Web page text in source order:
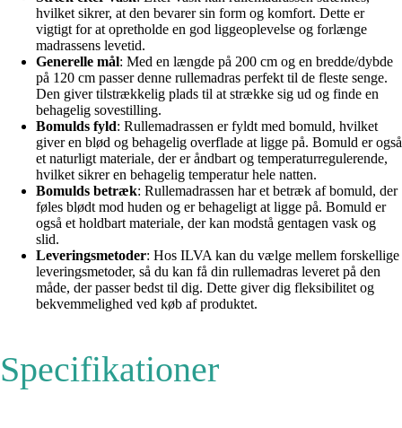
hvilket sikrer, at den bevarer sin form og komfort. Dette er
vigtigt for at opretholde en god liggeoplevelse og forlænge
madrassens levetid.
Generelle mål: Med en længde på 200 cm og en bredde/dybde
på 120 cm passer denne rullemadras perfekt til de fleste senge.
Den giver tilstrækkelig plads til at strække sig ud og finde en
behagelig sovestilling.
Bomulds fyld: Rullemadrassen er fyldt med bomuld, hvilket
giver en blød og behagelig overflade at ligge på. Bomuld er også
et naturligt materiale, der er åndbart og temperaturregulerende,
hvilket sikrer en behagelig temperatur hele natten.
Bomulds betræk: Rullemadrassen har et betræk af bomuld, der
føles blødt mod huden og er behageligt at ligge på. Bomuld er
også et holdbart materiale, der kan modstå gentagen vask og
slid.
Leveringsmetoder: Hos ILVA kan du vælge mellem forskellige
leveringsmetoder, så du kan få din rullemadras leveret på den
måde, der passer bedst til dig. Dette giver dig fleksibilitet og
bekvemmelighed ved køb af produktet.
Specifikationer